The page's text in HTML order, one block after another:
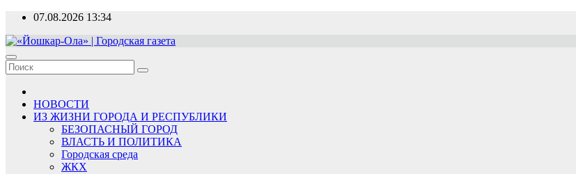
Перейти
содержимому
07.08.2026 13:34
«Йошкар-Ола» | Городская газета
Новости, события, люди
НОВОСТИ
ИЗ ЖИЗНИ ГОРОДА И РЕСПУБЛИКИ
БЕЗОПАСНЫЙ ГОРОД
ВЛАСТЬ И ПОЛИТИКА
Городская среда
ЖКХ